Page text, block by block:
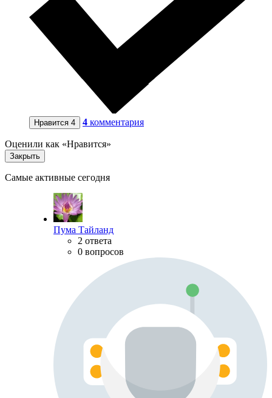
Нравится 4 4 комментария
Оценили как «Нравится»
Закрыть
Самые активные сегодня
Пума Тайланд
2 ответа
0 вопросов